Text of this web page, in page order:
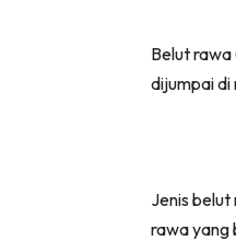
Belut rawa
dijumpai di
Jenis
rawa yang